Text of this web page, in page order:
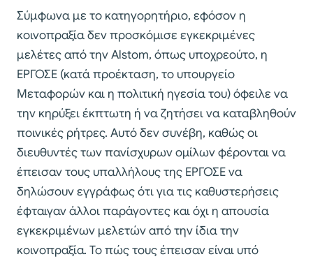
Σύμφωνα με το κατηγορητήριο, εφόσον η
κοινοπραξία δεν προσκόμισε εγκεκριμένες
μελέτες από την Alstom, όπως υποχρεούτο, η
ΕΡΓΟΣΕ (κατά προέκταση, το υπουργείο
Μεταφορών και η πολιτική ηγεσία του) όφειλε να
την κηρύξει έκπτωτη ή να ζητήσει να καταβληθούν
ποινικές ρήτρες. Αυτό δεν συνέβη, καθώς οι
διευθυντές των πανίσχυρων ομίλων φέρονται να
έπεισαν τους υπαλλήλους της ΕΡΓΟΣΕ να
δηλώσουν εγγράφως ότι για τις καθυστερήσεις
έφταιγαν άλλοι παράγοντες και όχι η απουσία
εγκεκριμένων μελετών από την ίδια την
κοινοπραξία. Το πώς τους έπεισαν είναι υπό